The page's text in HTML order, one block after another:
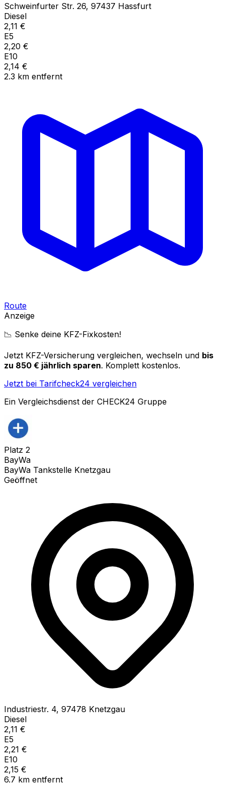
Schweinfurter Str. 26, 97437 Hassfurt
Diesel
2,11 €
E5
2,20 €
E10
2,14 €
2.3 km entfernt
Route
Anzeige
📉 Senke deine KFZ-Fixkosten!
Jetzt KFZ-Versicherung vergleichen, wechseln und bis
zu 850 € jährlich sparen. Komplett kostenlos.
Jetzt bei Tarifcheck24 vergleichen
Ein Vergleichsdienst der CHECK24 Gruppe
Platz 2
BayWa
BayWa Tankstelle Knetzgau
Geöffnet
Industriestr. 4, 97478 Knetzgau
Diesel
2,11 €
E5
2,21 €
E10
2,15 €
6.7 km entfernt